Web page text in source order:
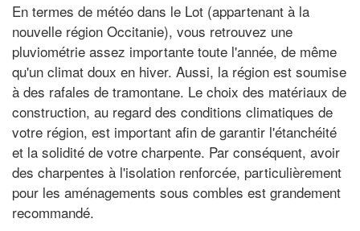
En termes de météo dans le Lot (appartenant à la
nouvelle région Occitanie), vous retrouvez une
pluviométrie assez importante toute l'année, de même
qu'un climat doux en hiver. Aussi, la région est soumise
à des rafales de tramontane. Le choix des matériaux de
construction, au regard des conditions climatiques de
votre région, est important afin de garantir l'étanchéité
et la solidité de votre charpente. Par conséquent, avoir
des charpentes à l'isolation renforcée, particulièrement
pour les aménagements sous combles est grandement
recommandé.